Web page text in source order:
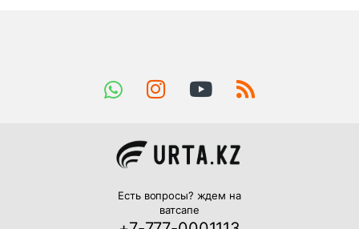
Есть вопросы? ждем на
ватсапе